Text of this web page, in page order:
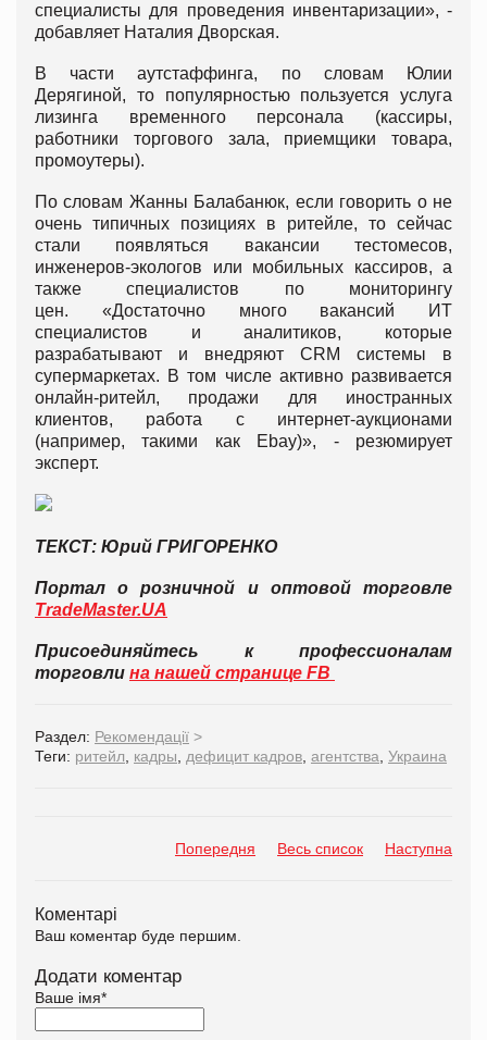
специалисты для проведения инвентаризации», -
добавляет Наталия Дворская.
В части аутстаффинга, по словам Юлии
Дерягиной, то популярностью пользуется услуга
лизинга временного персонала (кассиры,
работники торгового зала, приемщики товара,
промоутеры).
По словам Жанны Балабанюк, если говорить о не
очень типичных позициях в ритейле, то сейчас
стали появляться вакансии тестомесов,
инженеров-экологов или мобильных кассиров, а
также специалистов по мониторингу
цен. «Достаточно много вакансий ИТ
специалистов и аналитиков, которые
разрабатывают и внедряют СRМ системы в
супермаркетах. В том числе активно развивается
онлайн-ритейл, продажи для иностранных
клиентов, работа с интернет-аукционами
(например, такими как Ebay)», - резюмирует
эксперт.
ТЕКСТ: Юрий ГРИГОРЕНКО
Портал о розничной и оптовой торговле
TradeMaster.UA
Присоединяйтесь к профессионалам
торговли на нашей странице FB
Раздел: Рекомендації >
Теги: ритейл, кадры, дефицит кадров, агентства, Украина
Попередня Весь список Наступна
Коментарі
Ваш коментар буде першим.
Додати коментар
Ваше імя*